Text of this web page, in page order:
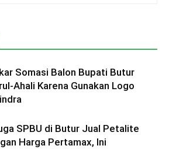
Somasi Balon Bupati Butur
Ahali Karena Gunakan Logo
SPBU di Butur Jual Petalite
Harga Pertamax, Ini